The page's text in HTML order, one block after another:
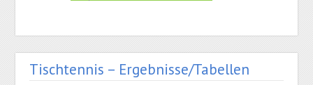
Tischtennis – Ergebnisse/Tabellen